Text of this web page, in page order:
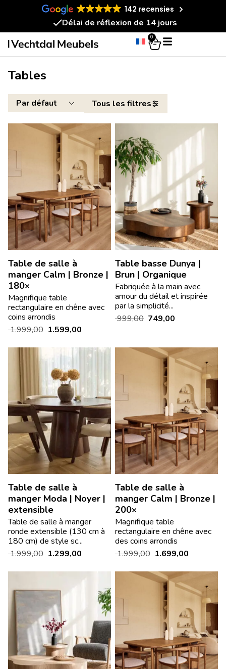
142 recensies
Délai de réflexion de 14 jours
0
Tables
Tous les filtres
Table de salle à
manger Calm | Bronze |
180×
Magnifique table
rectangulaire en chêne avec
coins arrondis
1.999,00 1.599,00
Table basse Dunya |
Brun | Organique
Fabriquée à la main avec
amour du détail et inspirée
par la simplicité...
999,00 749,00
Table de salle à
manger Moda | Noyer |
extensible
Table de salle à manger
ronde extensible (130 cm à
180 cm) de style sc...
1.999,00 1.299,00
Table de salle à
manger Calm | Bronze |
200×
Magnifique table
rectangulaire en chêne avec
des coins arrondis
1.999,00 1.699,00